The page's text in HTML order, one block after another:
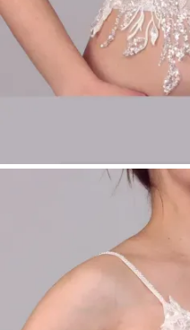
Braut Top mit